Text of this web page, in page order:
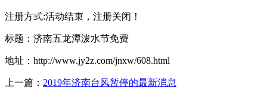
注册方式:活动结束，注册关闭！
标题：济南五龙潭泼水节免费
地址：http://www.jy2z.com/jnxw/608.html
上一篇： 2019年济南台风暂停的最新消息